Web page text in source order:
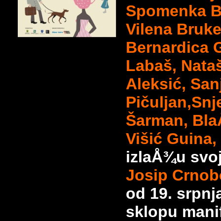
Spomenka
Vilena
Bernardica
Labaš,
Aleksić,
Šarman,
Višić Guina,
izlaÅ¾u
Josip
od 19.
sklopu